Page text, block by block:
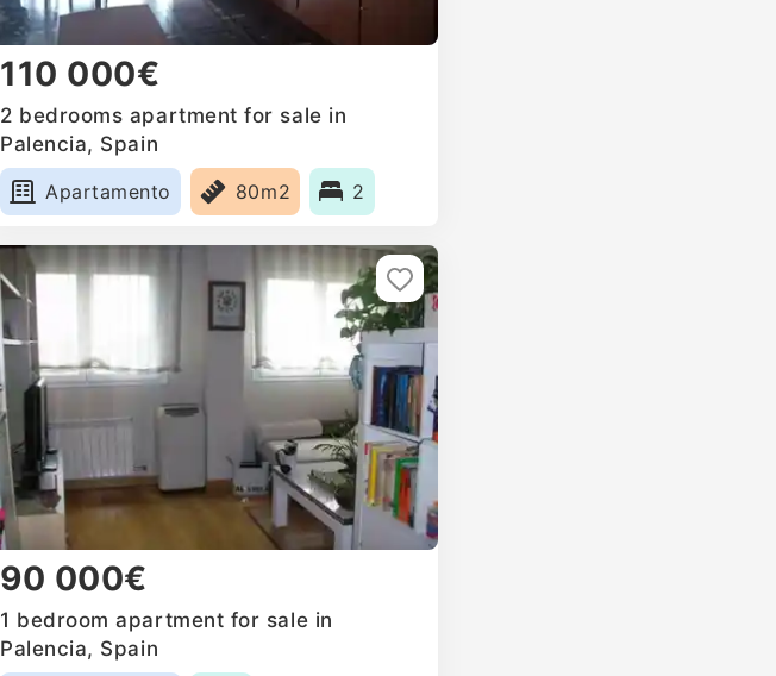
110 000€
2 bedrooms apartment for sale in
Palencia, Spain
Apartamento
80m2 2
90 000€
1 bedroom apartment for sale in
Palencia, Spain